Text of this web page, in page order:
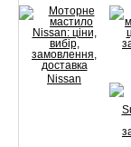
Nissan